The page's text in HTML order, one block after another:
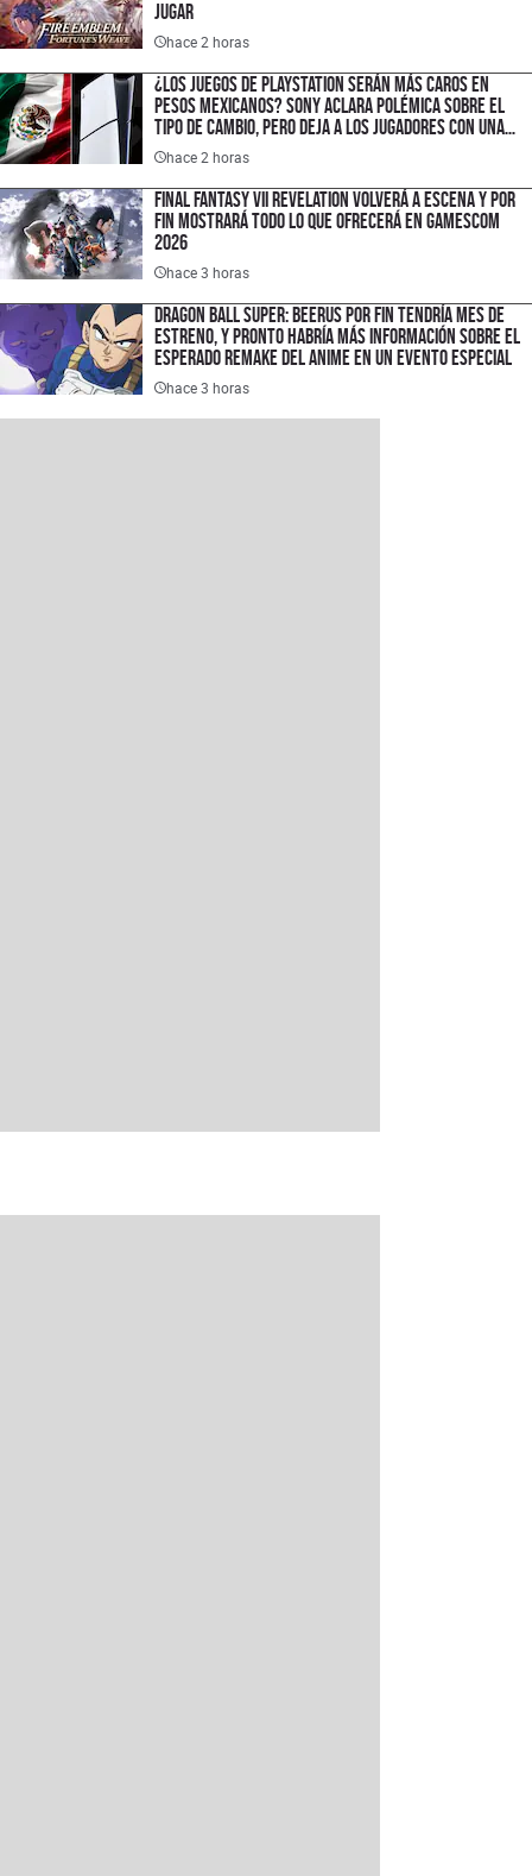
jugar
hace 2 horas
¿Los juegos de PlayStation serán más caros en
pesos mexicanos? Sony aclara polémica sobre el
tipo de cambio, pero deja a los jugadores con una
duda importante
hace 2 horas
FINAL FANTASY VII Revelation volverá a escena y por
fin mostrará todo lo que ofrecerá en gamescom
2026
hace 3 horas
Dragon Ball Super: Beerus por fin tendría mes de
estreno, y pronto habría más información sobre el
esperado remake del anime en un evento especial
hace 3 horas